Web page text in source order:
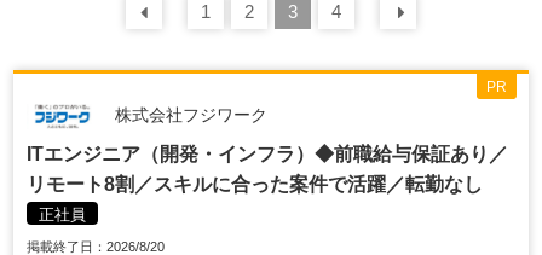
前の 30
1 2 3 4
株式会社フジワーク
ITエンジニア（開発・インフラ）◆前職給与保証あり／
リモート8割／スキルに合った案件で活躍／転勤なし
正社員
掲載終了日：2026/8/20
PR